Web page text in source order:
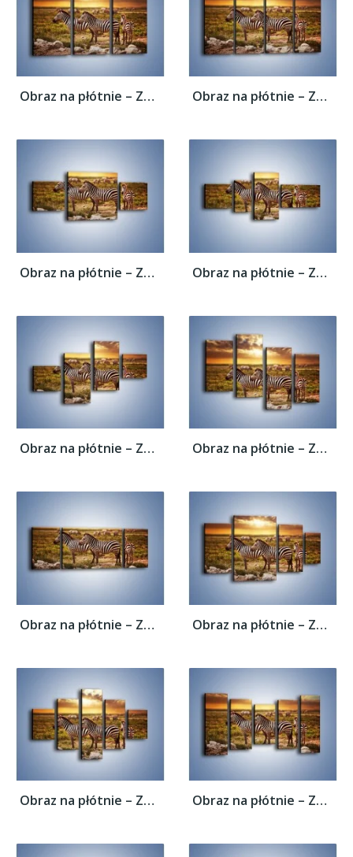
Obraz na płótnie – Zebra w dwóch kolorach... Obraz na płótnie – Zebra w dwóch kolorach...
Obraz na płótnie – Zebra w dwóch kolorach... Obraz na płótnie – Zebra w dwóch kolorach...
Obraz na płótnie – Zebra w dwóch kolorach... Obraz na płótnie – Zebra w dwóch kolorach...
Obraz na płótnie – Zebra w dwóch kolorach... Obraz na płótnie – Zebra w dwóch kolorach...
Obraz na płótnie – Zebra w dwóch kolorach... Obraz na płótnie – Zebra w dwóch kolorach...